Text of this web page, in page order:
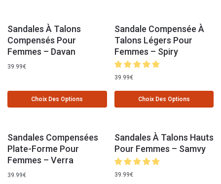
Sandales À Talons
Compensés Pour
Femmes – Davan
39.99€
Choix Des Options
Sandale Compensée À
Talons Légers Pour
Femmes – Spiry
39.99€
Choix Des Options
Sandales Compensées
Plate-Forme Pour
Femmes – Verra
39.99€
Sandales À Talons Hauts
Pour Femmes – Samvy
39.99€